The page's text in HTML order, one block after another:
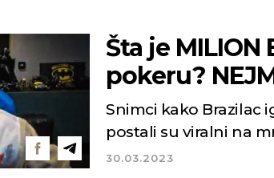
Šta je MILION
pokeru?
Snimci kako Brazilac
postali su viralni na
30.03.2023